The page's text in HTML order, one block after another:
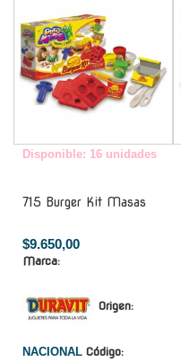
Disponible: 16 unidades
715 Burger Kit Masas
$9.650,00
Marca:
Origen:
NACIONAL Código: